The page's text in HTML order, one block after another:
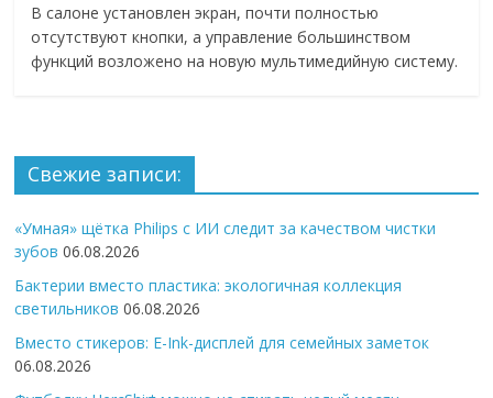
В салоне установлен экран, почти полностью
отсутствуют кнопки, а управление большинством
функций возложено на новую мультимедийную систему.
Свежие записи:
«Умная» щётка Philips с ИИ следит за качеством чистки
зубов 06.08.2026
Бактерии вместо пластика: экологичная коллекция
светильников 06.08.2026
Вместо стикеров: E-Ink-дисплей для семейных заметок
06.08.2026